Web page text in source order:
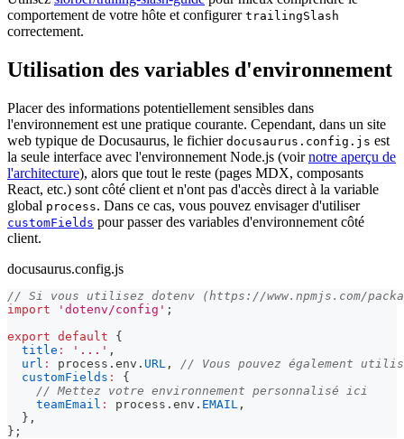
comportement de votre hôte et configurer trailingSlash
correctement.
Utilisation des variables d'environnement
Placer des informations potentiellement sensibles dans
l'environnement est une pratique courante. Cependant, dans un site
web typique de Docusaurus, le fichier docusaurus.config.js est
la seule interface avec l'environnement Node.js (voirnotre aperçu de
l'architecture), alors que tout le reste (pages MDX, composants
React, etc.) sont côté client et n'ont pas d'accès direct à la variable
global process. Dans ce cas, vous pouvez envisager d'utiliser
customFields pour passer des variables d'environnement côté
client.
docusaurus.config.js
// Si vous utilisez dotenv (https://www.npmjs.com/
import
'dotenv/config' ;
export default
{
title : '...' ,
url : process . env . URL ,
// Vous pouvez également
customFields :
{
// Mettez votre environnement personnalisé ici
teamEmail : process . env . EMAIL ,
} ,
} ;